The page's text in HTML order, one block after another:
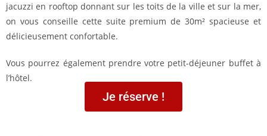
jacuzzi en rooftop donnant sur les toits de la ville et sur la mer,
on vous conseille cette suite premium de 30m² spacieuse et
délicieusement confortable.
Vous pourrez également prendre votre petit-déjeuner buffet à
l’hôtel.
Je réserve !